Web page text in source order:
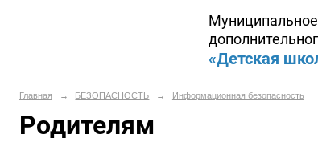
«Детская
Главная → БЕЗОПАСНОСТЬ → Информационная безопасность
Родителям